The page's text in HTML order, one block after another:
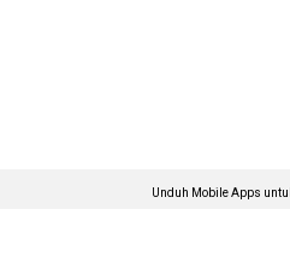
Unduh Mobile Apps